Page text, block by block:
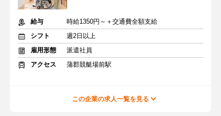
給与
時給1350円～＋交通費全額支給
シフト
週2日以上
雇用形態
派遣社員
アクセス
蒲郡競艇場前駅
この企業の求人一覧を見る